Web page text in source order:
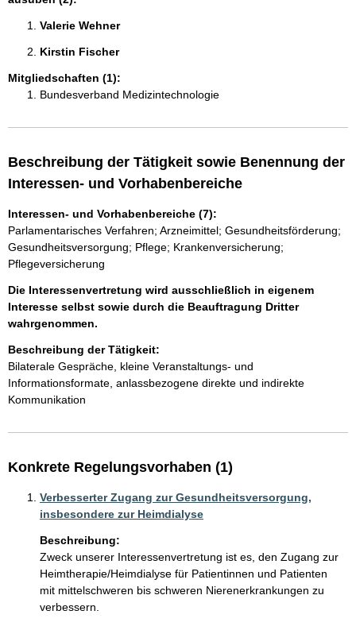
Valerie Wehner
Kirstin Fischer
Mitgliedschaften (1):
Bundesverband Medizintechnologie
Beschreibung der Tätigkeit sowie Benennung der
Interessen- und Vorhabenbereiche
Interessen- und Vorhabenbereiche (7):
Parlamentarisches Verfahren; Arzneimittel; Gesundheitsförderung;
Gesundheitsversorgung; Pflege; Krankenversicherung;
Pflegeversicherung
Die Interessenvertretung wird ausschließlich in eigenem
Interesse selbst sowie durch die Beauftragung Dritter
wahrgenommen.
Beschreibung der Tätigkeit:
Bilaterale Gespräche, kleine Veranstaltungs- und
Informationsformate, anlassbezogene direkte und indirekte
Kommunikation
Konkrete Regelungsvorhaben (1)
Verbesserter Zugang zur Gesundheitsversorgung,
insbesondere zur Heimdialyse
Beschreibung:
Zweck unserer Interessenvertretung ist es, den Zugang zur
Heimtherapie/Heimdialyse für Patientinnen und Patienten
mit mittelschweren bis schweren Nierenerkrankungen zu
verbessern.